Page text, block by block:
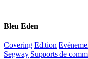
Bleu Eden
Covering Edition
Segway Supports de